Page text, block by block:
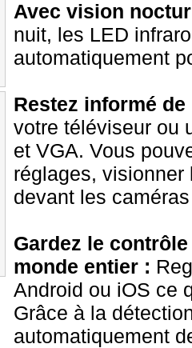
Avec vision
nuit, les LED
automatiquement
Restez informé
votre téléviseur ou
et VGA. Vous
réglages,
devant les
Gardez le
monde entier :
Android ou iOS ce
Grâce à la
automatiquement